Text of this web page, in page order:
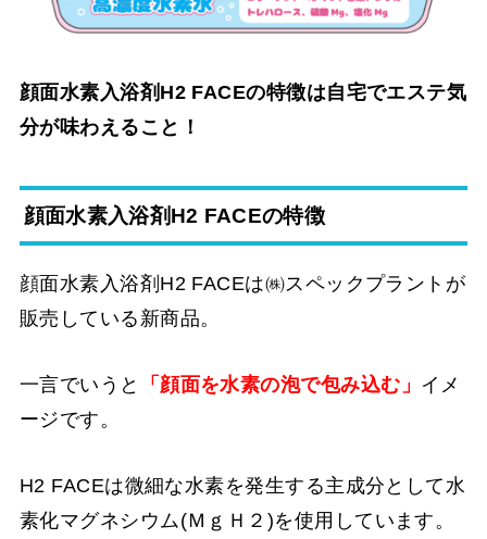
顔面水素入浴剤H2 FACEの特徴は自宅でエステ気
分が味わえること！
顔面水素入浴剤H2 FACEの特徴
顔面水素入浴剤H2 FACEは㈱スペックプラントが
販売している新商品。
一言でいうと 「顔面を水素の泡で包み込む」 イメ
ージです。
H2 FACEは微細な水素を発生する主成分として水
素化マグネシウム(ＭｇＨ２)を使用しています。